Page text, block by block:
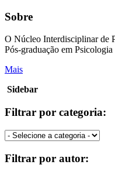
Sobre
O Núcleo Interdisciplinar de
Pós-graduação em
Mais
Sidebar
Filtrar por categoria:
Filtrar por autor: